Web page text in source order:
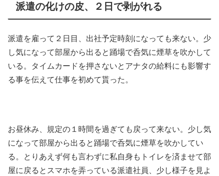
派遣の化けの皮、２日で剥がれる
派遣を雇って２日目、出社予定時刻になっても来ない。少
し気になって部屋から出ると踊場で呑気に煙草を吹かして
いる。タイムカードを押さないとアナタの給料にも影響す
る事を伝えて仕事を初めて貰った。
お昼休み、規定の１時間を過ぎても戻って来ない。少し気
になって部屋から出ると踊場で呑気に煙草を吹かしてい
る。とりあえず何も言わずに私自身もトイレを済ませて部
屋に戻るとスマホを弄っている派遣社員、少し様子を見よ